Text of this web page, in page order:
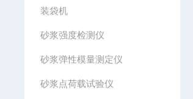
装袋机
砂浆强度检测仪
砂浆弹性模量测定仪
砂浆点荷载试验仪